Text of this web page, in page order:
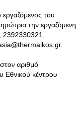
του
την εργαζόμενη
.
αριθμό
Εθνικού κέντρου